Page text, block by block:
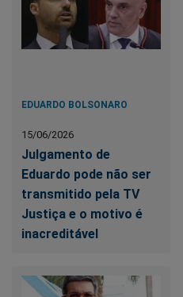
EDUARDO BOLSONARO
15/06/2026
Julgamento de
Eduardo pode não ser
transmitido pela TV
Justiça e o motivo é
inacreditável